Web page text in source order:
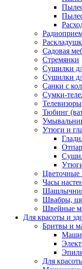
Садовая
Стремянки
Сушилки
Сушилки
Санки с
Сумки-
Телевизоры
Тюбинг
Утюги и
Цветочные
Часы
Швабры,
Швейные
Для красоты и
Бритвы и
Для